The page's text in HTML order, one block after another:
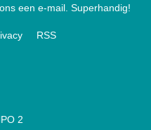
een e-mail. Superhandig!
RSS
2